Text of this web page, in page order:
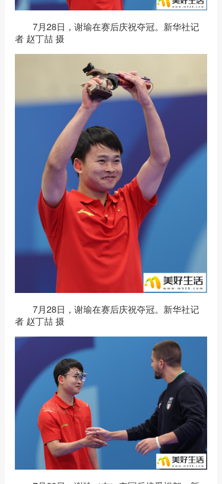
7月28日，谢瑜在赛后庆祝夺冠。新华社记
者 赵丁喆 摄
7月28日，谢瑜在赛后庆祝夺冠。新华社记
者 赵丁喆 摄